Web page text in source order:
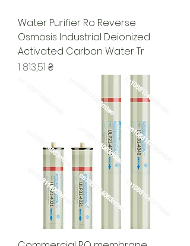
Water Purifier Ro Reverse
Osmosis Industrial Deionized
Activated Carbon Water Tr
Ціна
1 813,51 ₴